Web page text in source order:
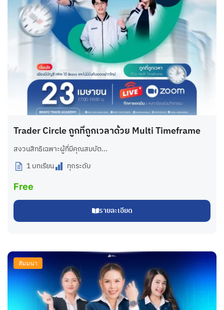
Trader Circle ถูกที่ถูกเวลาด้วย Multi Timeframe
สงวนสิทธิเฉพาะผู้ที่มีคุณสมบัต...
1 บทเรียน
ทุกระดับ
Free
รายละเอียด
สัมมนา